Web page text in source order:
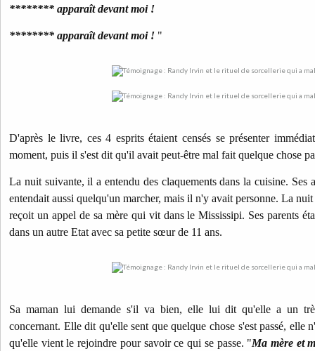
******** apparaît devant moi !
******** apparaît devant moi ! "
D'après le livre, ces 4 esprits étaient censés se présenter
moment, puis il s'est dit qu'il avait peut-être mal fait quelque chose
La nuit suivante, il a entendu des claquements dans la cuisine. Ses
entendait aussi quelqu'un marcher, mais il n'y avait personne. La
reçoit un appel de sa mère qui vit dans le Mississipi. Ses parents
dans un autre Etat avec sa petite sœur de 11 ans.
Sa maman lui demande s'il va bien, elle lui dit qu'elle a un
concernant. Elle dit qu'elle sent que quelque chose s'est passé, elle
qu'elle vient le rejoindre pour savoir ce qui se passe. "Ma mère et